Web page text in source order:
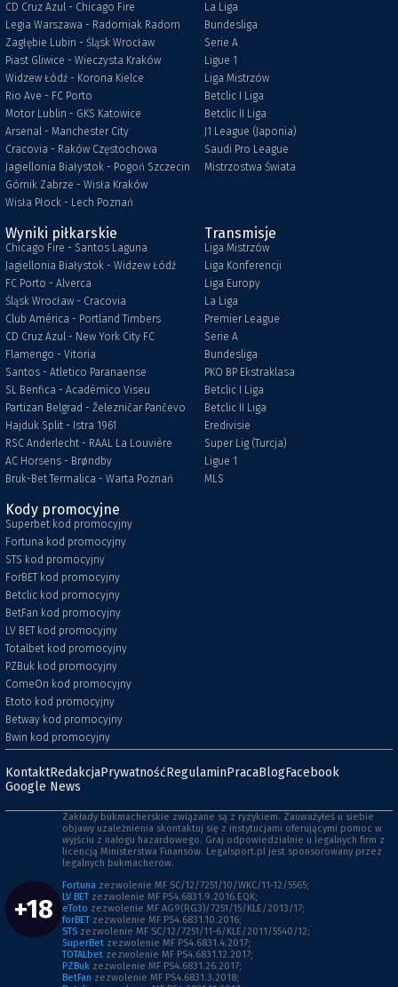
CD Cruz Azul - Chicago Fire
Legia Warszawa - Radomiak Radom
Zagłębie Lubin - Śląsk Wrocław
Piast Gliwice - Wieczysta Kraków
Widzew Łódź - Korona Kielce
Rio Ave - FC Porto
Motor Lublin - GKS Katowice
Arsenal - Manchester City
Cracovia - Raków Częstochowa
Jagiellonia Białystok - Pogoń Szczecin
Górnik Zabrze - Wisła Kraków
Wisła Płock - Lech Poznań
La Liga
Bundesliga
Serie A
Ligue 1
Liga Mistrzów
Betclic I Liga
Betclic II Liga
J1 League (Japonia)
Saudi Pro League
Mistrzostwa Świata
Wyniki piłkarskie
Chicago Fire - Santos Laguna
Jagiellonia Białystok - Widzew Łódź
FC Porto - Alverca
Śląsk Wrocław - Cracovia
Club América - Portland Timbers
CD Cruz Azul - New York City FC
Flamengo - Vitoria
Santos - Atletico Paranaense
SL Benfica - Académico Viseu
Partizan Belgrad - Železničar Pančevo
Hajduk Split - Istra 1961
RSC Anderlecht - RAAL La Louvière
AC Horsens - Brøndby
Bruk-Bet Termalica - Warta Poznań
Transmisje
Liga Mistrzów
Liga Konferencji
Liga Europy
La Liga
Premier League
Serie A
Bundesliga
PKO BP Ekstraklasa
Betclic I Liga
Betclic II Liga
Eredivisie
Super Lig (Turcja)
Ligue 1
MLS
Kody promocyjne
Superbet kod promocyjny
Fortuna kod promocyjny
STS kod promocyjny
ForBET kod promocyjny
Betclic kod promocyjny
BetFan kod promocyjny
LV BET kod promocyjny
Totalbet kod promocyjny
PZBuk kod promocyjny
ComeOn kod promocyjny
Etoto kod promocyjny
Betway kod promocyjny
Bwin kod promocyjny
KontaktRedakcjaPrywatnośćRegulaminPracaBlogFacebook
Google News
+18
Zakłady bukmacherskie związane są z ryzykiem. Zauważyłeś u siebie
objawy uzależnienia skontaktuj się z instytucjami oferującymi pomoc w
wyjściu z nałogu hazardowego. Graj odpowiedzialnie u legalnych firm z
licencją Ministerstwa Finansów. Legalsport.pl jest sponsorowany przez
legalnych bukmacherów.
Fortuna zezwolenie MF SC/12/7251/10/WKC/11-12/5565;
LV BET zezwolenie MF PS4.6831.9.2016.EQK;
eToto zezwolenie MF AG9(RG3)/7251/15/KLE/2013/17;
forBET zezwolenie MF PS4.6831.10.2016;
STS zezwolenie MF SC/12/7251/11-6/KLE/2011/5540/12;
SuperBet zezwolenie MF PS4.6831.4.2017;
TOTALbet zezwolenie MF PS4.6831.12.2017;
PZBuk zezwolenie MF PS4.6831.26.2017;
BetFan zezwolenie MF PS4.6831.3.2018;